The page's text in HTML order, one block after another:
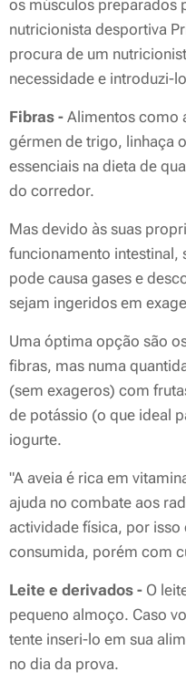
os músculos preparados
nutricionista desportiva
procura de um
necessidade e introduzi-
Fibras - Alimentos como
gérmen de trigo, linhaça
essenciais na dieta de
do corredor.
Mas devido às suas
funcionamento intestinal,
pode causa gases e
sejam ingeridos em
Uma óptima opção são
fibras, mas numa
(sem exageros) com
de potássio (o que ideal
iogurte.
"A aveia é rica em
ajuda no combate aos
actividade física, por isso
consumida, porém com
Leite e derivados - O
pequeno almoço. Caso
tente inseri-lo em sua
no dia da prova.